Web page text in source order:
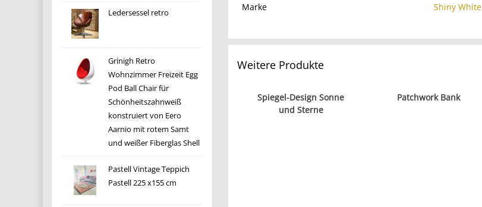
Ledersessel retro
Grinigh Retro
Wohnzimmer Freizeit Egg
Pod Ball Chair für
Schönheitszahnweiß
konstruiert von Eero
Aarnio mit rotem Samt
und weißer Fiberglas Shell
Pastell Vintage Teppich
Pastell 225 x155 cm
Marke
Shiny White
Weitere Produkte
Spiegel-Design Sonne
und Sterne
Patchwork Bank